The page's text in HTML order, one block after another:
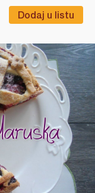
Dodaj u listu